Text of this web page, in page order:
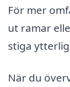
För mer
ut ramar
stiga
När du